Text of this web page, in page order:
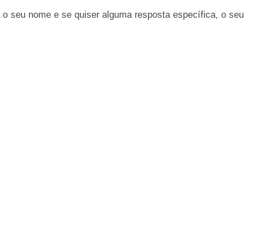
seu nome e se quiser alguma resposta específica, o seu